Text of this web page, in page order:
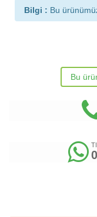
Bilgi : Bu
Bu